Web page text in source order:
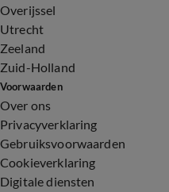
Overijssel
Utrecht
Zeeland
Zuid-Holland
Voorwaarden
Over ons
Privacyverklaring
Gebruiksvoorwaarden
Cookieverklaring
Digitale diensten